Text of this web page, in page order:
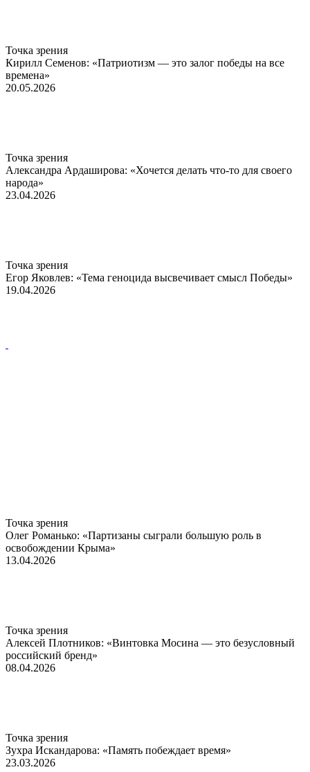
Точка зрения
Кирилл Семенов: «Патриотизм — это залог победы на все
времена»
20.05.2026
Точка зрения
Александра Ардаширова: «Хочется делать что-то для своего
народа»
23.04.2026
Точка зрения
Егор Яковлев: «Тема геноцида высвечивает смысл Победы»
19.04.2026
Точка зрения
Олег Романько: «Партизаны сыграли большую роль в
освобождении Крыма»
13.04.2026
Точка зрения
Алексей Плотников: «Винтовка Мосина — это безусловный
российский бренд»
08.04.2026
Точка зрения
Зухра Искандарова: «Память побеждает время»
23.03.2026